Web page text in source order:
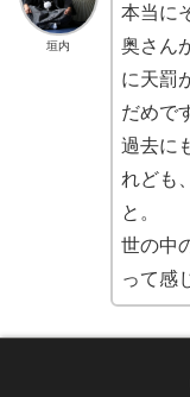
垣内
本当に
奥さん
に天罰
だめで
過去に
れども
と。
世の中
って感